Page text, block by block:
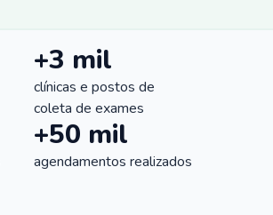
+3 mil
clínicas e postos de
coleta de exames
+50 mil
agendamentos realizados